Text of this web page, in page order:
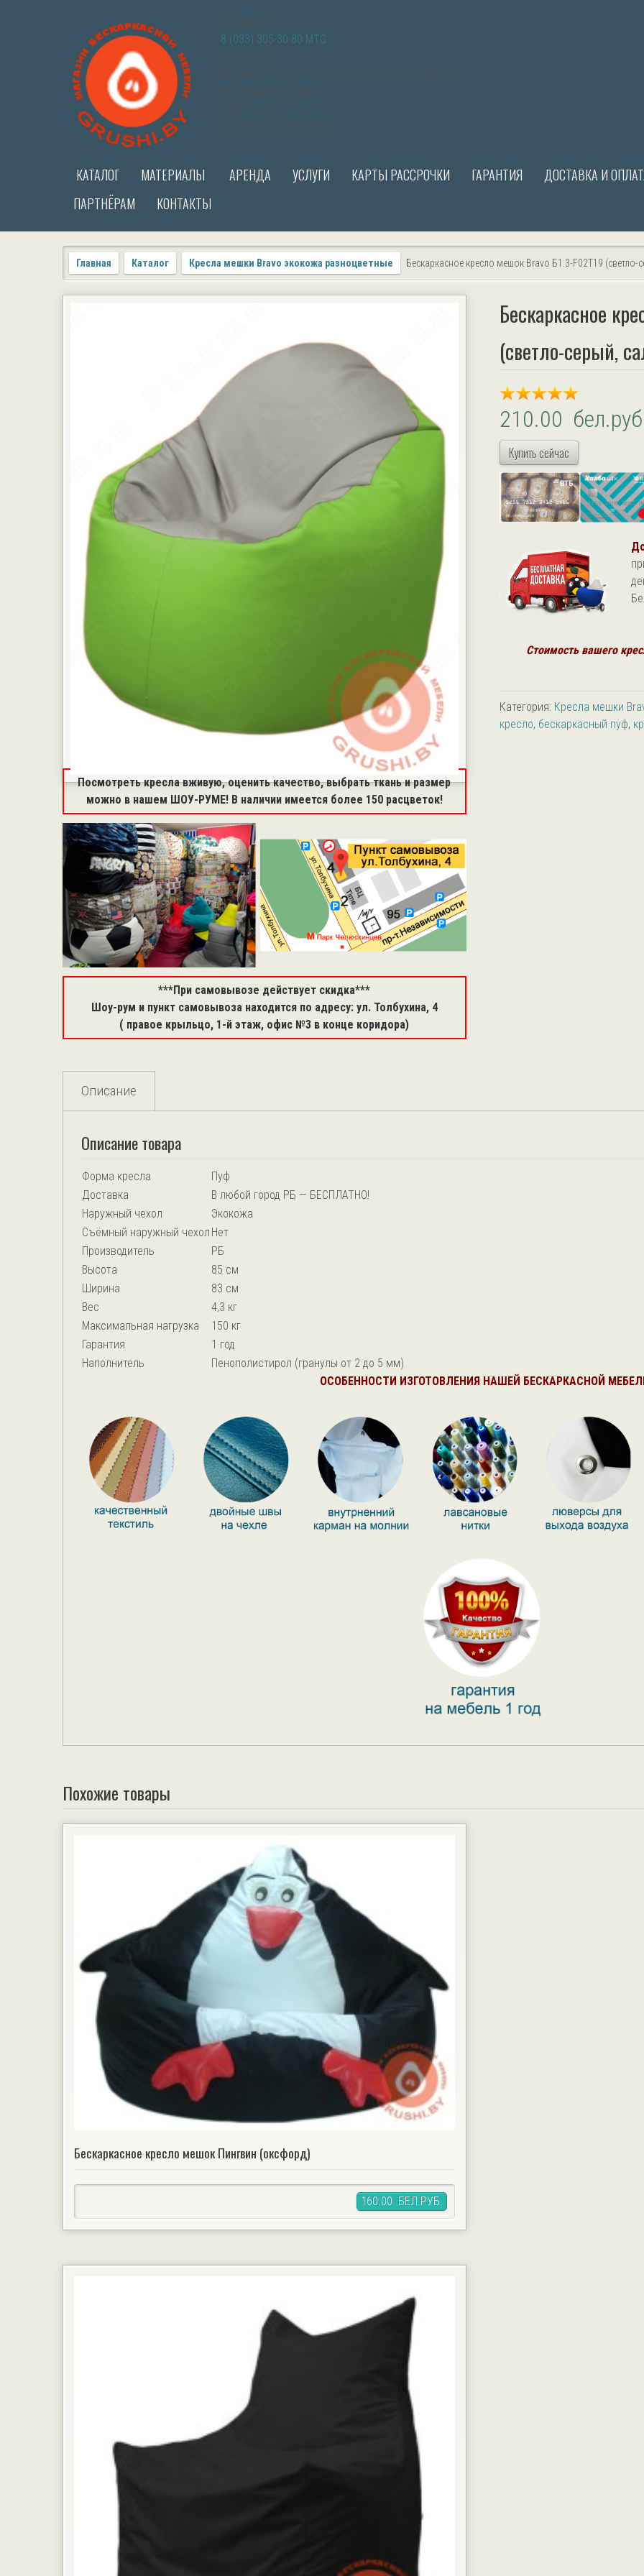
8 (033) 305-30-80 МТС
Бесплатная доставка кресел по всей Беларуси
Принимаем заказы
Без обеда и выходных
КАТАЛОГ МАТЕРИАЛЫ АРЕНДА УСЛУГИ КАРТЫ РАССРОЧКИ ГАРАНТИЯ
ДОСТАВКА И
ПАРТНЁРАМ
КОНТАКТЫ
Главная Каталог Кресла мешки Bravo экокожа разноцветные Бескаркасное кресло мешок Bravo Б1.3-F02Т19 (светло-
Посмотреть кресла вживую, оценить качество, выбрать ткань и размер
можно в нашем ШОУ-РУМЕ! В наличии имеется более 150 расцветок!
***При самовывозе действует скидка***
Шоу-рум и пункт самовывоза находится по адресу: ул. Толбухина, 4
( правое крыльцо, 1-й этаж, офис №3 в конце коридора)
Бескаркасное
(светло-серый,
210.00
Купить сейчас
Стоимость вашего
Категория: Кресла мешки
кресло, бескаркасный пуф,
Описание
Описание товара
Форма кресла
Пуф
Доставка
В любой город РБ — БЕСПЛАТНО!
Наружный чехол
Экокожа
Съёмный наружный чехол Нет
Производитель
РБ
Высота
85 см
Ширина
83 см
Вес
4,3 кг
Максимальная нагрузка
150 кг
Гарантия
1 год
Наполнитель
Пенополистирол (гранулы от 2 до 5 мм)
ОСОБЕННОСТИ ИЗГОТОВЛЕНИЯ НАШЕЙ БЕСКАРКАСНОЙ
Похожие товары
Бескаркасное кресло мешок Пингвин (оксфорд)
160.00 БЕЛ.РУБ.